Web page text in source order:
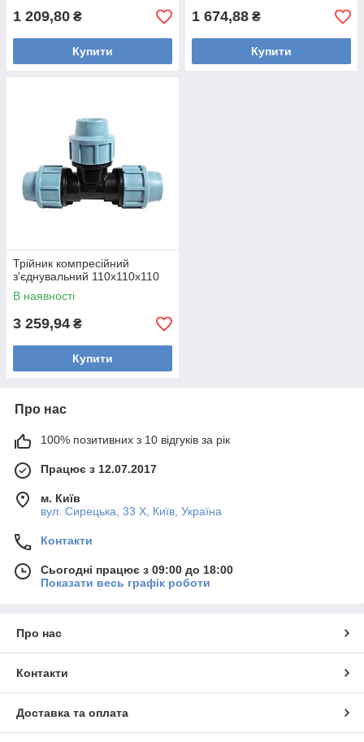
1 209,80 ₴
Купити
1 674,88 ₴
Купити
Трійник компресійний
з'єднувальний 110х110х110
В наявності
3 259,94 ₴
Купити
Про нас
100% позитивних з 10 відгуків за рік
Працює з 12.07.2017
м. Київ
вул. Сирецька, 33 Х, Київ, Україна
Контакти
Сьогодні працює з 09:00 до 18:00
Показати весь графік роботи
Про нас
Контакти
Доставка та оплата